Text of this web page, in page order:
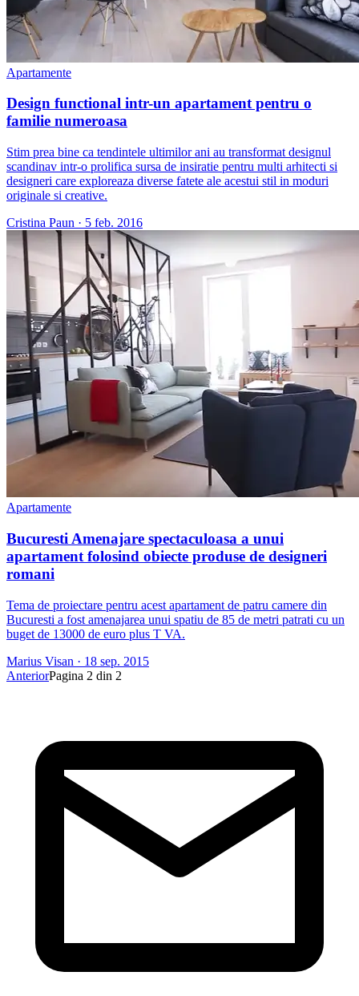
Apartamente
Design functional intr-un apartament pentru o
familie numeroasa
Stim prea bine ca tendintele ultimilor ani au transformat designul
scandinav intr-o prolifica sursa de insiratie pentru multi arhitecti si
designeri care exploreaza diverse fatete ale acestui stil in moduri
originale si creative.
Cristina Paun · 5 feb. 2016
Apartamente
Bucuresti Amenajare spectaculoasa a unui
apartament folosind obiecte produse de designeri
romani
Tema de proiectare pentru acest apartament de patru camere din
Bucuresti a fost amenajarea unui spatiu de 85 de metri patrati cu un
buget de 13000 de euro plus T VA.
Marius Visan · 18 sep. 2015
AnteriorPagina 2 din 2